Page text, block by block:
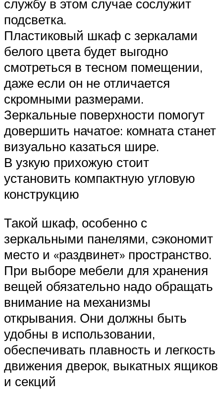
службу в этом случае сослужит
подсветка.
Пластиковый шкаф с зеркалами
белого цвета будет выгодно
смотреться в тесном помещении,
даже если он не отличается
скромными размерами.
Зеркальные поверхности помогут
довершить начатое: комната станет
визуально казаться шире.
В узкую прихожую стоит
установить компактную угловую
конструкцию
Такой шкаф, особенно с
зеркальными панелями, сэкономит
место и «раздвинет» пространство.
При выборе мебели для хранения
вещей обязательно надо обращать
внимание на механизмы
открывания. Они должны быть
удобны в использовании,
обеспечивать плавность и легкость
движения дверок, выкатных ящиков
и секций